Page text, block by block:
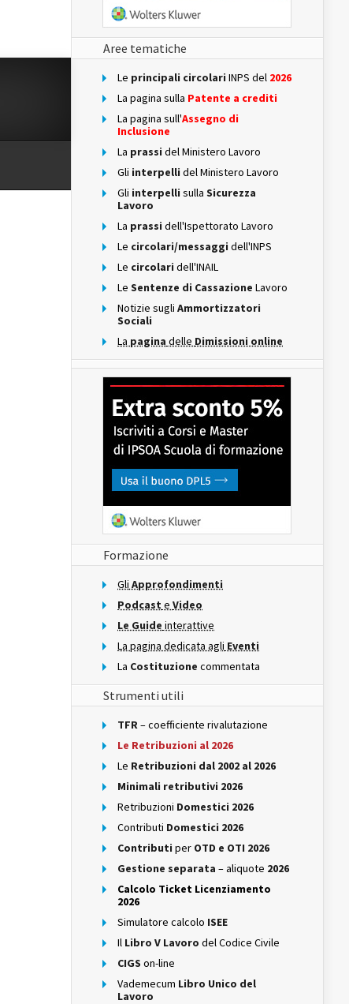
Aree tematiche
Le principali circolari INPS del 2026
La pagina sulla Patente a crediti
La pagina sull'Assegno di
Inclusione
La prassi del Ministero Lavoro
Gli interpelli del Ministero Lavoro
Gli interpelli sulla Sicurezza
Lavoro
La prassi dell'Ispettorato Lavoro
Le circolari/messaggi dell'INPS
Le circolari dell'INAIL
Le Sentenze di Cassazione Lavoro
Notizie sugli Ammortizzatori
Sociali
La pagina delle Dimissioni online
Formazione
Gli Approfondimenti
Podcast e Video
Le Guide interattive
La pagina dedicata agli Eventi
La Costituzione commentata
Strumenti utili
TFR– coefficiente rivalutazione
Le Retribuzioni al 2026
Le Retribuzioni dal 2002 al 2026
Minimali retributivi 2026
Retribuzioni Domestici 2026
Contributi Domestici 2026
Contributi per OTD e OTI 2026
Gestione separata – aliquote 2026
Calcolo Ticket Licenziamento
2026
Simulatore calcolo ISEE
Il Libro V Lavoro del Codice Civile
CIGS on-line
Vademecum Libro Unico del
Lavoro